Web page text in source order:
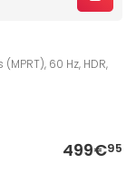
60 Hz, HDR,
499€95